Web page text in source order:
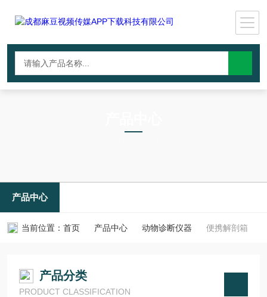
产品中心
当前位置： 首页 产品中心 动物诊断仪器 便携解剖箱
产品分类
PRODUCT CLASSIFICATION